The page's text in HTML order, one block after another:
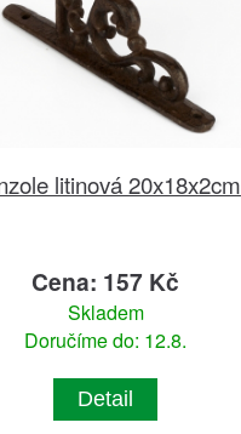
litinová 20x18x2cm
Cena: 157 Kč
Skladem
Doručíme do: 12.8.
Detail